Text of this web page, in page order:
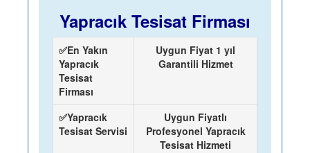
Yapracık Tesisat Firması
✅En Yakın
Yapracık
Tesisat
Firması
Uygun Fiyat 1 yıl
Garantili Hizmet
✅Yapracık
Tesisat Servisi
Uygun Fiyatlı
Profesyonel Yapracık
Tesisat Hizmeti